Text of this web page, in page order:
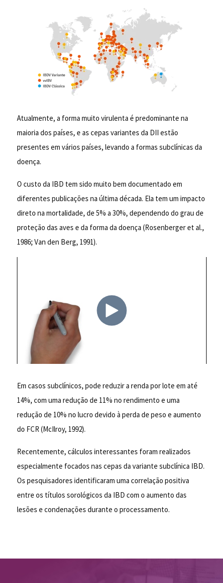
Atualmente, a forma muito virulenta é predominante na
maioria dos países, e as cepas variantes da DII estão
presentes em vários países, levando a formas subclínicas da
doença.
O custo da IBD tem sido muito bem documentado em
diferentes publicações na última década. Ela tem um impacto
direto na mortalidade, de 5% a 30%, dependendo do grau de
proteção das aves e da forma da doença (Rosenberger et al.,
1986; Van den Berg, 1991).
Em casos subclínicos, pode reduzir a renda por lote em até
14%, com uma redução de 11% no rendimento e uma
redução de 10% no lucro devido à perda de peso e aumento
do FCR (McIlroy, 1992).
Recentemente, cálculos interessantes foram realizados
especialmente focados nas cepas da variante subclínica IBD.
Os pesquisadores identificaram uma correlação positiva
entre os títulos sorológicos da IBD com o aumento das
lesões e condenações durante o processamento.